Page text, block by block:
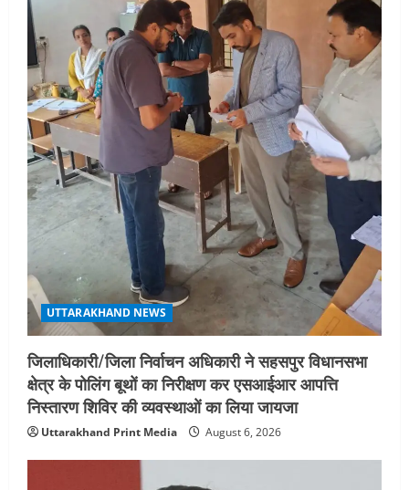
UTTARAKHAND NEWS
एमआईटी वर्ल्ड पीस यूनिवर्सिटी और जर्मनी के
बीएसबीआई के बीच समझौता; भारतीय छात्रों
को मिलेंगे वैश्विक अवसर
August 5, 2026
STATES NEWS
महाराज की राजस्थान के मुख्यमंत्री से
शिष्टाचार भेंट पर्यटन और सांस्कृतिक
गतिविधियों के विस्तार पर हुई चर्चा
August 4, 2026
UTTARAKHAND NEWS
जिलाधिकारी/जिला निर्वाचन अधिकारी ने सहसपुर विधानसभा
क्षेत्र के पोलिंग बूथों का निरीक्षण कर एसआईआर आपत्ति
निस्तारण शिविर की व्यवस्थाओं का लिया जायजा
Uttarakhand Print Media August 6, 2026